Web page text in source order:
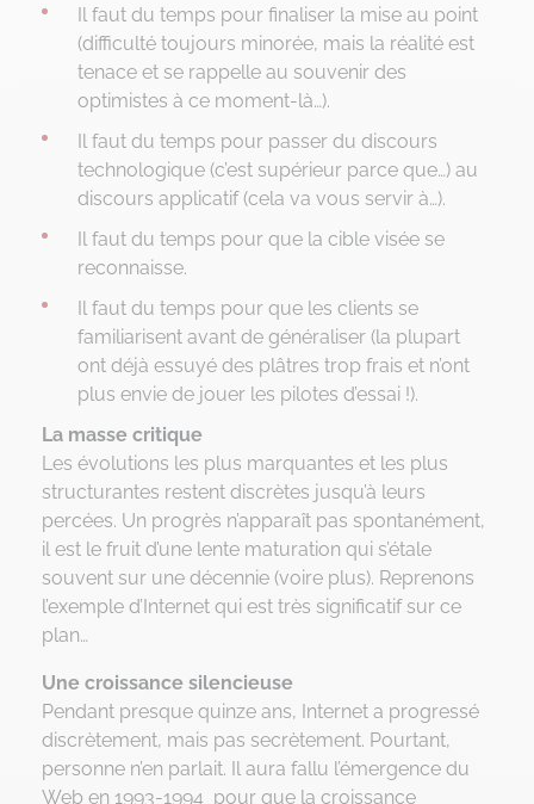
Il faut du temps pour finaliser la mise au point
(difficulté toujours minorée, mais la réalité est
tenace et se rappelle au souvenir des
optimistes à ce moment-là…).
Il faut du temps pour passer du discours
technologique (c’est supérieur parce que…) au
discours applicatif (cela va vous servir à…).
Il faut du temps pour que la cible visée se
reconnaisse.
Il faut du temps pour que les clients se
familiarisent avant de généraliser (la plupart
ont déjà essuyé des plâtres trop frais et n’ont
plus envie de jouer les pilotes d’essai !).
La masse critique
Les évolutions les plus marquantes et les plus
structurantes restent discrètes jusqu’à leurs
percées. Un progrès n’apparaît pas spontanément,
il est le fruit d’une lente maturation qui s’étale
souvent sur une décennie (voire plus). Reprenons
l’exemple d’Internet qui est très significatif sur ce
plan…
Une croissance silencieuse
Pendant presque quinze ans, Internet a progressé
discrètement, mais pas secrètement. Pourtant,
personne n’en parlait. Il aura fallu l’émergence du
Web en 1993-1994 pour que la croissance